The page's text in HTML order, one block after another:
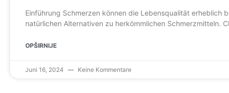
Einführung Schmerzen können die Lebensqualität erheblich
natürlichen Alternativen zu herkömmlichen Schmerzmitteln.
OPŠIRNIJE
Juni 16, 2024 Keine Kommentare